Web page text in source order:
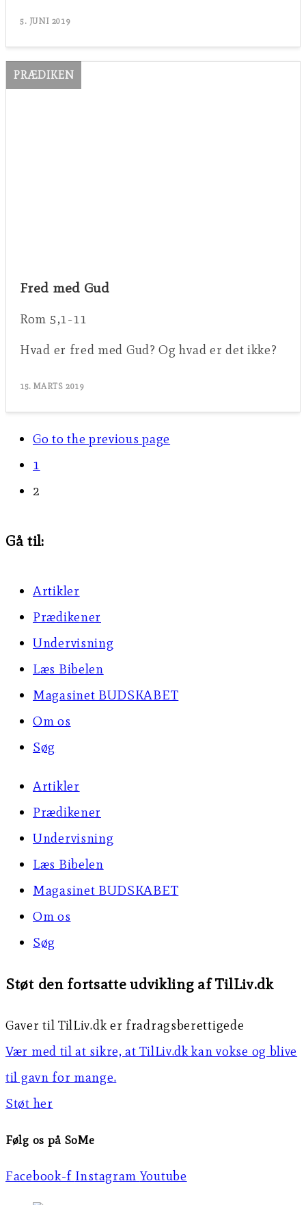
5. JUNI 2019
PRÆDIKEN
Fred med Gud
Rom 5,1-11
Hvad er fred med Gud? Og hvad er det ikke?
15. MARTS 2019
Go to the previous page
1
2
Gå til:
Artikler
Prædikener
Undervisning
Læs Bibelen
Magasinet BUDSKABET
Om os
Søg
Artikler
Prædikener
Undervisning
Læs Bibelen
Magasinet BUDSKABET
Om os
Søg
Støt den fortsatte udvikling af TilLiv.dk
Gaver til TilLiv.dk er fradragsberettigede
Vær med til at sikre, at TilLiv.dk kan vokse og blive
til gavn for mange.
Støt her
Følg os på SoMe
Facebook-f Instagram Youtube